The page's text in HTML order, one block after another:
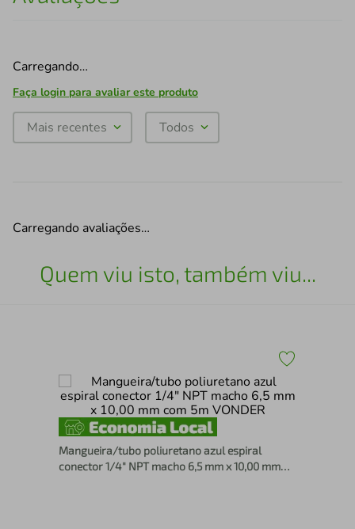
Carregando…
Faça login para avaliar este produto
Mais recentes Todos
Carregando avaliações…
Quem viu isto, também viu...
Mangueira/tubo poliuretano azul espiral
conector 1/4" NPT macho 6,5 mm x 10,00 mm